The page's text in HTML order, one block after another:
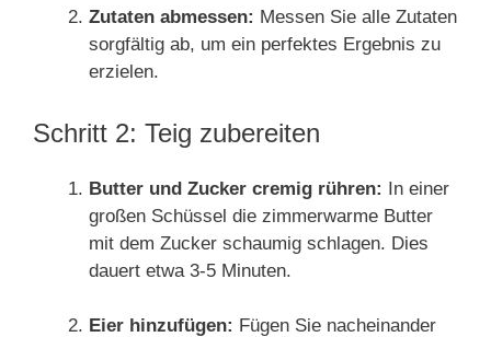
Zutaten abmessen: Messen Sie alle Zutaten
sorgfältig ab, um ein perfektes Ergebnis zu
erzielen.
Schritt 2: Teig zubereiten
Butter und Zucker cremig rühren: In einer
großen Schüssel die zimmerwarme Butter
mit dem Zucker schaumig schlagen. Dies
dauert etwa 3-5 Minuten.
Eier hinzufügen: Fügen Sie nacheinander